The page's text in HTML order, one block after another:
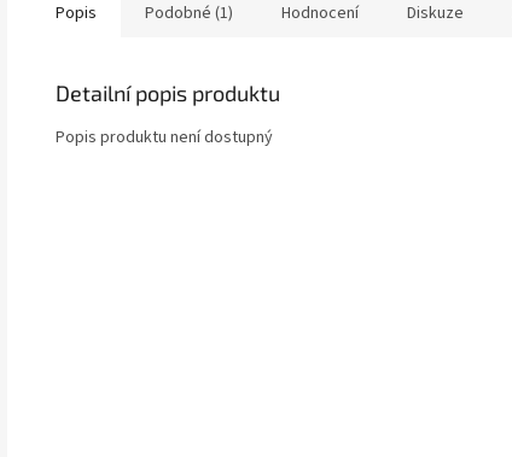
Popis Podobné (1) Hodnocení Diskuze
Detailní popis produktu
Popis produktu není dostupný